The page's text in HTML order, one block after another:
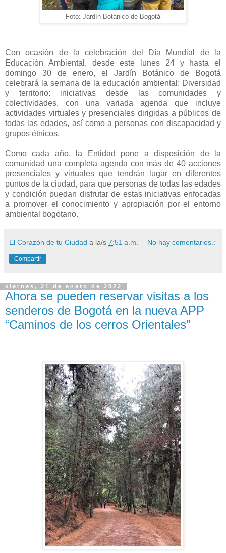
Foto: Jardín Botánico de Bogotá
Con ocasión de la celebración del Día Mundial de la
Educación Ambiental, desde este lunes 24 y hasta el
domingo 30 de enero, el Jardín Botánico de Bogotá
celebrará la semana de la educación ambiental: Diversidad
y territorio: iniciativas desde las comunidades y
colectividades, con una variada agenda que incluye
actividades virtuales y presenciales dirigidas a públicos de
todas las edades, así como a personas con discapacidad y
grupos étnicos.
Como cada año, la Entidad pone a disposición de la
comunidad una completa agenda con más de 40 acciones
presenciales y virtuales que tendrán lugar en diferentes
puntos de la ciudad, para que personas de todas las edades
y condición puedan disfrutar de estas iniciativas enfocadas
a promover el conocimiento y apropiación por el entorno
ambiental bogotano.
El Corazón de tu Ciudad a la/s 7:51 a.m. No hay comentarios.:
Compartir
viernes, 21 de enero de 2022
Ahora se pueden reservar visitas a los
senderos de Bogotá en la nueva APP
“Caminos de los cerros Orientales”